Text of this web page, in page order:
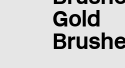
Gold